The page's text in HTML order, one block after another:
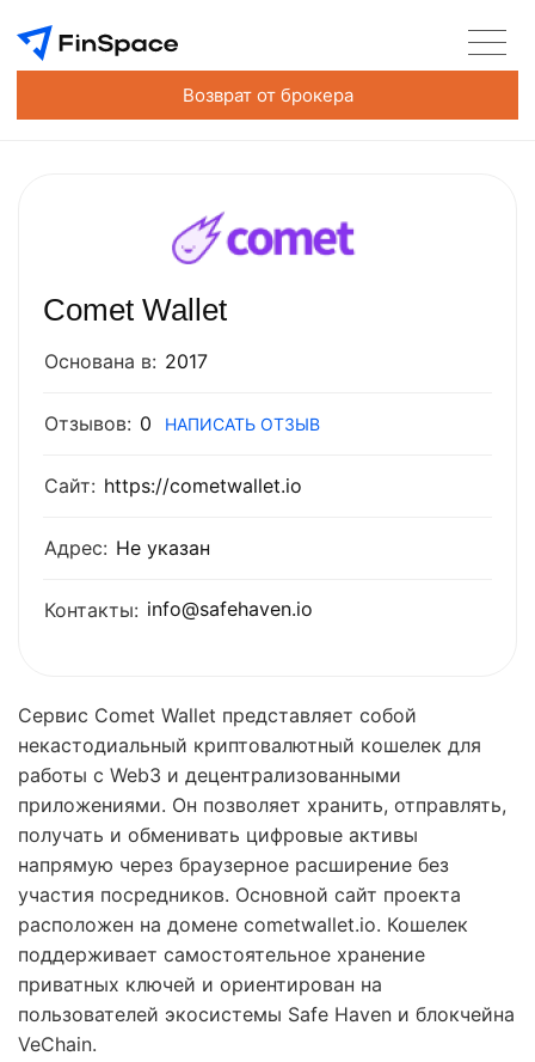
Возврат от брокера
Comet Wallet
Основана в: 2017
Отзывов: 0 НАПИСАТЬ ОТЗЫВ
Сайт: https://cometwallet.io
Адрес: Не указан
Контакты: info@safehaven.io
Сервис Comet Wallet представляет собой
некастодиальный криптовалютный кошелек для
работы с Web3 и децентрализованными
приложениями. Он позволяет хранить, отправлять,
получать и обменивать цифровые активы
напрямую через браузерное расширение без
участия посредников. Основной сайт проекта
расположен на домене cometwallet.io. Кошелек
поддерживает самостоятельное хранение
приватных ключей и ориентирован на
пользователей экосистемы Safe Haven и блокчейна
VeChain.